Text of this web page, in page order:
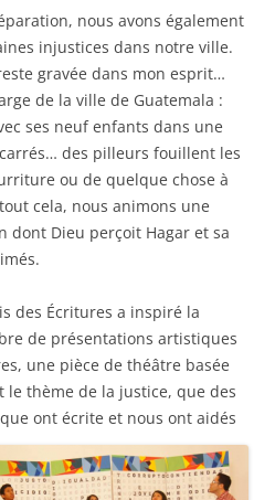
nous avons également
injustices dans notre ville.
gravée dans mon esprit…
de la ville de Guatemala :
ses neuf enfants dans une
des pilleurs fouillent les
ou de quelque chose à
cela, nous animons une
dont Dieu perçoit Hagar et sa
des Écritures a inspiré la
de présentations artistiques
une pièce de théâtre basée
le thème de la justice, que des
ont écrite et nous ont aidés